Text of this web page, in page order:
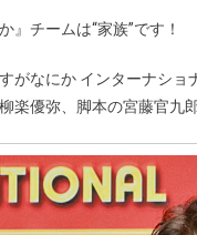
』チームは“家族”です！
がなにか インターナシ
楽優弥、脚本の宮藤官九